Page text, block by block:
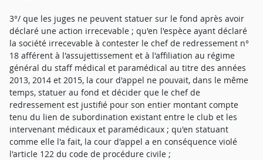
3°/ que les juges ne peuvent statuer sur le fond après avoir
déclaré une action irrecevable ; qu'en l'espèce ayant déclaré
la société irrecevable à contester le chef de redressement n°
18 afférent à l'assujettissement et à l'affiliation au régime
général du staff médical et paramédical au titre des années
2013, 2014 et 2015, la cour d'appel ne pouvait, dans le même
temps, statuer au fond et décider que le chef de
redressement est justifié pour son entier montant compte
tenu du lien de subordination existant entre le club et les
intervenant médicaux et paramédicaux ; qu'en statuant
comme elle l'a fait, la cour d'appel a en conséquence violé
l'article 122 du code de procédure civile ;